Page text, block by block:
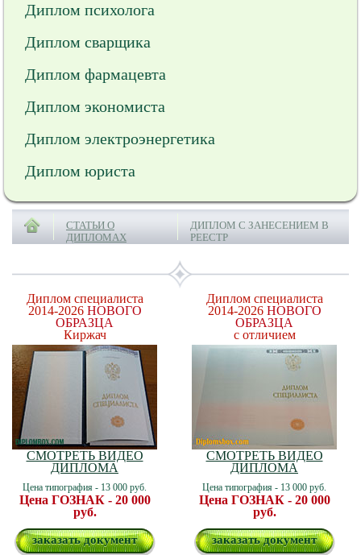
Диплом психолога
Диплом сварщика
Диплом фармацевта
Диплом экономиста
Диплом электроэнергетика
Диплом юриста
СТАТЬИ О
ДИПЛОМАХ
ДИПЛОМ С ЗАНЕСЕНИЕМ В
РЕЕСТР
Диплом специалиста
2014-2026 НОВОГО
ОБРАЗЦА
Киржач
СМОТРЕТЬ ВИДЕО
ДИПЛОМА
Цена типография - 13 000 руб.
Цена ГОЗНАК - 20 000
руб.
заказать документ
Диплом специалиста
2014-2026 НОВОГО
ОБРАЗЦА
с отличием
СМОТРЕТЬ ВИДЕО
ДИПЛОМА
Цена типография - 13 000 руб.
Цена ГОЗНАК - 20 000
руб.
заказать документ